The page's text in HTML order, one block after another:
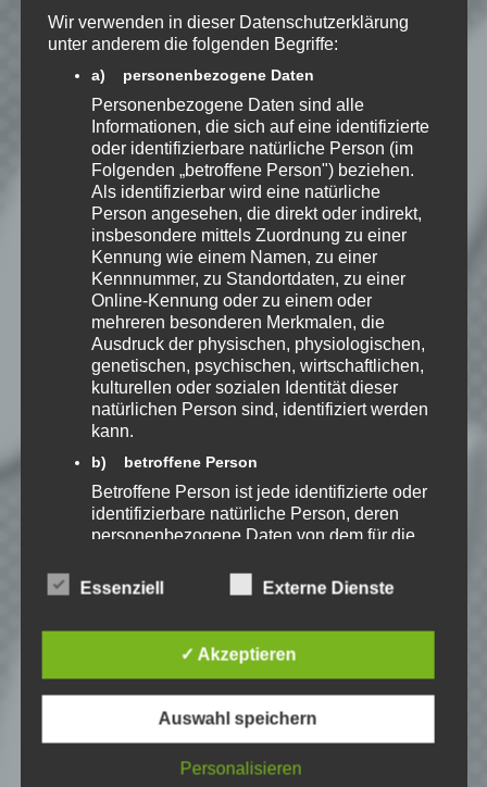
Website
*Ich habe die
Datenschutzerklärungzur
Kenntnis genommen. Ich stimme
zu, dass meine Angaben dauerhaft
gespeichert werden.
Benachrichtige mich über
nachfolgende Kommentare via E-
Mail.
Benachrichtige mich über neue
Beiträge via E-Mail.
Speedy
Ich spiele leidenschaftlich
von Kellerkind.org biete ich
Tutorials zu Themen rund um Web-
Erfahre mehr über Speedy auf:
Wir verwenden in dieser Datenschutzerklärung
unter anderem die folgenden Begriffe:
a) personenbezogene Daten
Personenbezogene Daten sind alle
Informationen, die sich auf eine identifizierte
oder identifizierbare natürliche Person (im
Folgenden „betroffene Person") beziehen.
Als identifizierbar wird eine natürliche
Person angesehen, die direkt oder indirekt,
insbesondere mittels Zuordnung zu einer
Kennung wie einem Namen, zu einer
Kennnummer, zu Standortdaten, zu einer
Online-Kennung oder zu einem oder
mehreren besonderen Merkmalen, die
Ausdruck der physischen, physiologischen,
genetischen, psychischen, wirtschaftlichen,
kulturellen oder sozialen Identität dieser
natürlichen Person sind, identifiziert werden
kann.
b) betroffene Person
Betroffene Person ist jede identifizierte oder
identifizierbare natürliche Person, deren
personenbezogene Daten von dem für die
werden.
automatisierter Verfahren ausgeführte
Vorgang oder jede solche Vorgangsreihe im
Daten wie das Erheben, das Erfassen, die
Organisation, das Ordnen, die Speicherung,
die Anpassung oder Veränderung, das
Essenziell Externe Dienste
✓ Akzeptieren
Auswahl speichern
Personalisieren